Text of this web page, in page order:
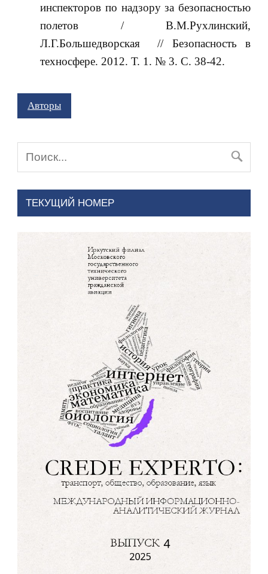
инспекторов по надзору за безопасностью
полетов / В.М.Рухлинский,
Л.Г.Большедворская // Безопасность в
техносфере. 2012. Т. 1. № 3. С. 38-42.
Авторы
ТЕКУЩИЙ НОМЕР